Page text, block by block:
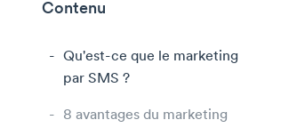
Contenu
Qu'est-ce que le marketing
par SMS ?
8 avantages du marketing